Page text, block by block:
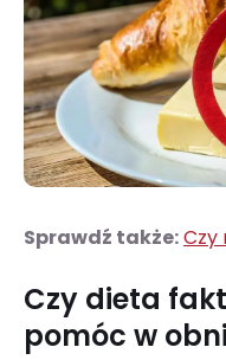
Sprawdź także:Czy
Czy dieta
pomóc w